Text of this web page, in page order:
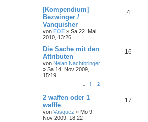
[Kompendium]
Bezwinger /
Vanquisher
von FOE » Sa 22. Mai
2010, 13:26
4
Die Sache mit den
Attributen
von Nelan Nachtbringer
» Sa 14. Nov 2009,
15:19
1 2
16
2 waffen oder 1
wafffe
von Vasquez » Mo 9.
Nov 2009, 18:22
17